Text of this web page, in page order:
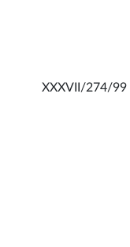
XXXVII/274/99